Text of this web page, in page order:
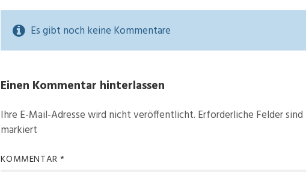
Es gibt noch keine Kommentare
Einen Kommentar hinterlassen
Ihre E-Mail-Adresse wird nicht veröffentlicht. Erforderliche Felder
markiert
KOMMENTAR*